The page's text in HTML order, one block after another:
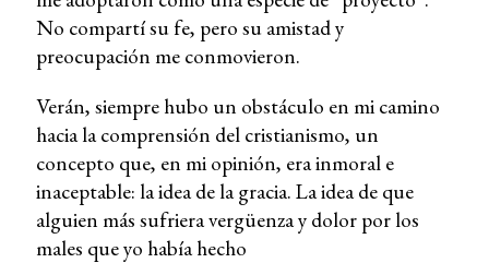
No compartí su fe, pero su amistad y
preocupación me conmovieron.
Verán, siempre hubo un obstáculo en mi camino
hacia la comprensión del cristianismo, un
concepto que, en mi opinión, era inmoral e
inaceptable: la idea de la gracia. La idea de que
alguien más sufriera vergüenza y dolor por los
males que yo había hecho